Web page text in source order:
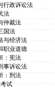
行政诉讼法
法
仲裁法
国法
与经济法
职业道德
：宪法
事诉讼法
：刑法
试